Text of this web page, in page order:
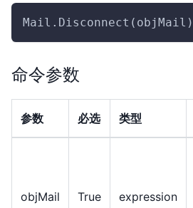
Mail.Disconnect(objMail)
命令参数
参数 必选 类型
objMail True expression